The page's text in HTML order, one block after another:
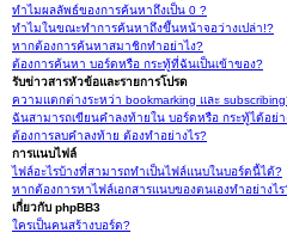
ทำไมผลลัพธ์ของการค้นหาถึงเป็น 0 ?
ทำไมในขณะทำการค้นหาถึงขึ้นหน้าจอว่างเปล่า!?
หากต้องการค้นหาสมาชิกทำอย่าไง?
ต้องการค้นหา บอร์ดหรือ กระทู้ที่ฉันเป็นเข้าของ?
รับข่าวสารหัวข้อและรายการโปรด
ความแตกต่างระหว่า bookmarking และ
ฉันสามารถเขียนคำลงท้ายใน บอร์ดหรือ กระทู้ได้อย่า
ต้องการลบคำลงท้าย ต้องทำอย่างไร?
การแนบไฟล์
ไฟล์อะไรบ้างที่สามารถทำเป็นไฟล์แนบในบอร์ดนี้ได้?
หากต้องการหาไฟล์เอกสารแนบของตนเองทำอย่างไร
เกี่ยวกับ phpBB3
ใครเป็นคนสร้างบอร์ด?